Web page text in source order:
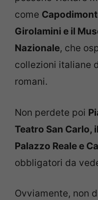
come
Girolamini e il
Nazionale, che
collezioni italiane
romani.
Non perdete poi
Teatro San Carlo,
Palazzo Reale e
obbligatori da
Ovviamente, non